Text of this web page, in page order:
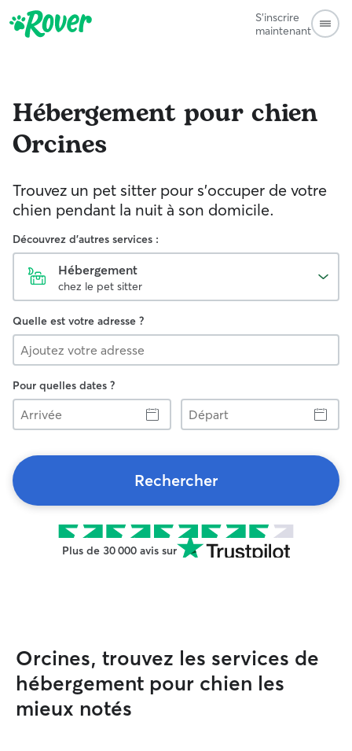
S'inscrire
maintenant
Hébergement pour chien
Orcines
Trouvez un pet sitter pour s'occuper de votre
chien pendant la nuit à son domicile.
Découvrez d'autres services :
Hébergement
chez le pet sitter
Quelle est votre adresse ?
Pour quelles dates ?
Arrivée
Départ
Rechercher
Plus de 30 000 avis sur
Orcines, trouvez les services de
hébergement pour chien les
mieux notés